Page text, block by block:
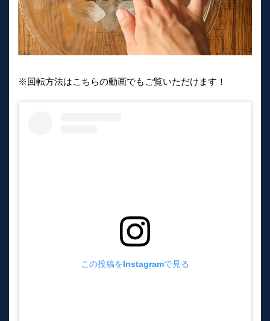
※回転方法はこちらの動画でもご覧いただけます！
この投稿をInstagramで見る